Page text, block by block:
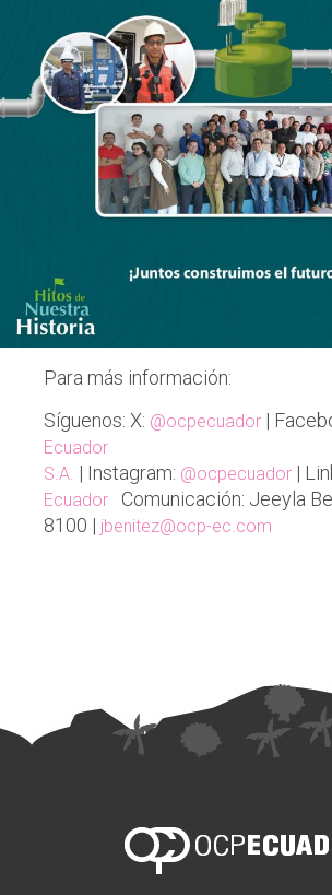
Para más información:
Síguenos: X: @ocpecuador |
Ecuador
S.A. | Instagram: @ocpecuador |
Ecuador Comunicación: Jeeyla
8100 | jbenitez@ocp-ec.com